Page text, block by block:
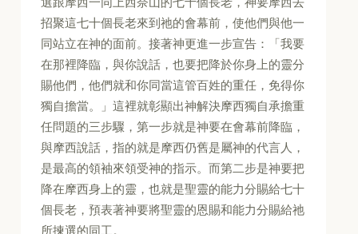
招聚這七十個長老來到祂的會幕前，使他們與他一
同站立在神的面前。接著神更進一步宣告：「我要
在那裡降臨，與你說話，也要把降於你身上的靈分
賜他們，他們就和你同當這管百姓的重任，免得你
獨自擔當。」這裡就彰顯出神解決摩西獨自承擔重
任問題的三步驟，第一步就是神要在會幕前降臨，
與摩西說話，指的就是摩西仍舊是屬神的代言人，
是最高的領袖來領受神的指示。而第二步是神要把
降在摩西身上的靈，也就是聖靈的能力分賜給七十
個長老，預表著神要將聖靈的恩賜和能力分賜給祂
所揀選的同工。